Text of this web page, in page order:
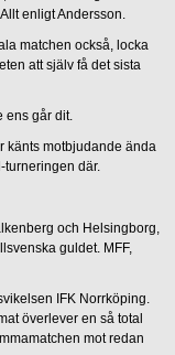
enligt Andersson.
matchen också, locka
att själv få det sista
ens går dit.
känts motbjudande ända
turneringen där.
och Helsingborg,
guldet. MFF,
IFK Norrköping.
överlever en så total
mot redan